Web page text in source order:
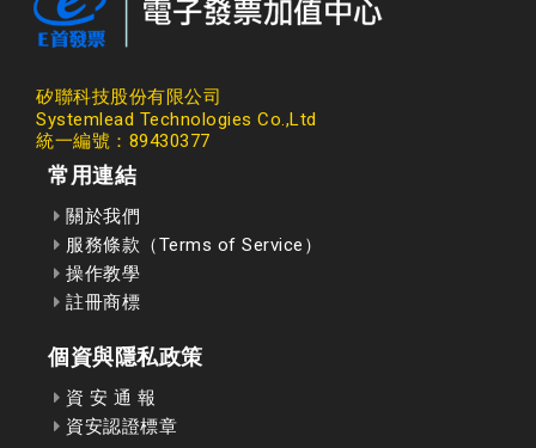
矽聯科技股份有限公司
Systemlead Technologies Co.,Ltd
統一編號：89430377
常用連結
關於我們
服務條款（Terms of Service）
操作教學
註冊商標
個資與隱私政策
資 安 通 報
資安認證標章